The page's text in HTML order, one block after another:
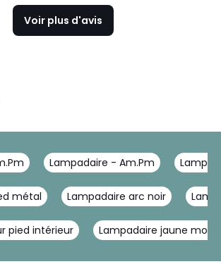
Voir plus d'avis
Lampadaire - Am.Pm Lampe
métal Lampadaire arc noir
pied intérieur Lampadaire jaune